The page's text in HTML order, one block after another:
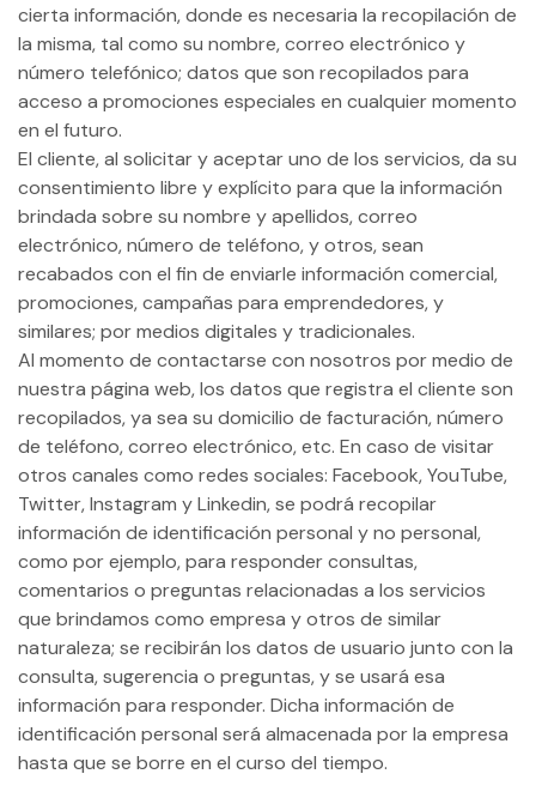
cierta información, donde es necesaria la recopilación de
la misma, tal como su nombre, correo electrónico y
número telefónico; datos que son recopilados para
acceso a promociones especiales en cualquier momento
en el futuro.
El cliente, al solicitar y aceptar uno de los servicios, da su
consentimiento libre y explícito para que la información
brindada sobre su nombre y apellidos, correo
electrónico, número de teléfono, y otros, sean
recabados con el fin de enviarle información comercial,
promociones, campañas para emprendedores, y
similares; por medios digitales y tradicionales.
Al momento de contactarse con nosotros por medio de
nuestra página web, los datos que registra el cliente son
recopilados, ya sea su domicilio de facturación, número
de teléfono, correo electrónico, etc. En caso de visitar
otros canales como redes sociales: Facebook, YouTube,
Twitter, Instagram y Linkedin, se podrá recopilar
información de identificación personal y no personal,
como por ejemplo, para responder consultas,
comentarios o preguntas relacionadas a los servicios
que brindamos como empresa y otros de similar
naturaleza; se recibirán los datos de usuario junto con la
consulta, sugerencia o preguntas, y se usará esa
información para responder. Dicha información de
identificación personal será almacenada por la empresa
hasta que se borre en el curso del tiempo.